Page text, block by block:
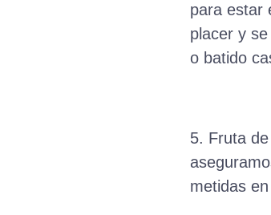
para estar
placer y
o batido
5. Fruta
metidas